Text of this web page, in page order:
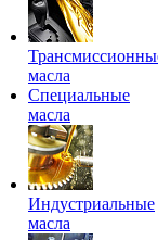
масла
Специальные
масла
Индустриальные
масла